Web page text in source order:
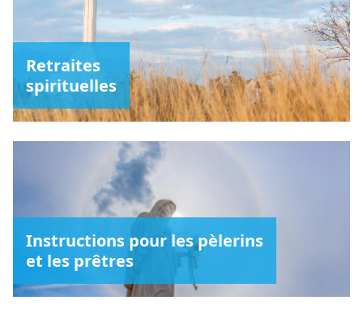
Retraites
spirituelles
Instructions pour les pèlerins
et les prêtres